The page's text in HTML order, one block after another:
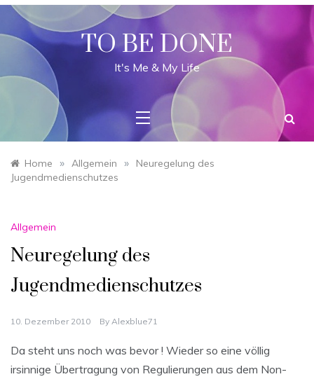
Skip
content
TO BE DONE
It's Me & My Life
Home » Allgemein »
Neuregelung des
Jugendmedienschutzes
Allgemein
Neuregelung des
Jugendmedienschutzes
10. Dezember 2010 By Alexblue71
Da steht uns noch was bevor ! Wieder so eine völlig
irsinnige Übertragung von Regulierungen aus dem Non-